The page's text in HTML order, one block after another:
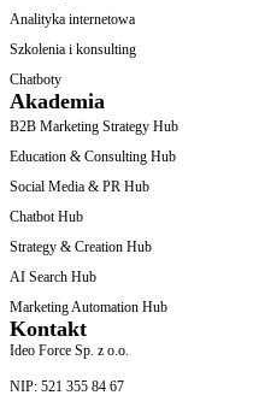
Analityka internetowa
Szkolenia i konsulting
Chatboty
Akademia
B2B Marketing Strategy Hub
Education & Consulting Hub
Social Media & PR Hub
Chatbot Hub
Strategy & Creation Hub
AI Search Hub
Marketing Automation Hub
Kontakt
Ideo Force Sp. z o.o.
NIP: 521 355 84 67